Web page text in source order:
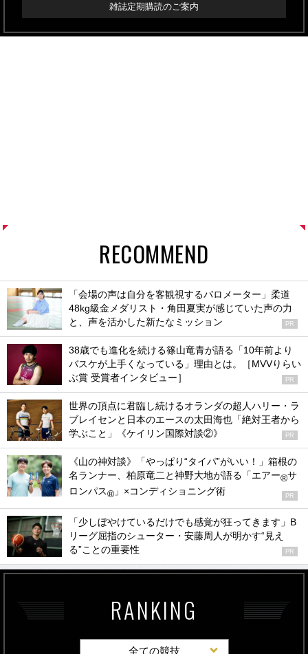
雑誌定期購読のご案内
RECOMMEND
「会場の声は自分を客観視するバロメーター」柔道
48kg級金メダリスト・角田夏実が感じていた声の力
と、声を活かした新たなミッション
PR
38歳でも進化を続ける篠山竜青が語る「10年前より
バスケが上手くなっている」理由とは。［MVVりらい
ぶ賞 受賞者インタビュー］
PR
世界の頂点に君臨し続けるオランダの超人ハリー・ラ
ブレイセンと日本のエースの太田海也「絶対王者から
学ぶこと」《ケイリン国際対談②》
PR
《山の神対談》「やっぱり“タイパ”がいい！」箱根の
名ランナー、柏原竜二と神野大地が語る「エアー®サ
ロンパス® 」×コンディショニング術 PR
「少しぼやけているだけでも感覚が狂ってきます」B
リーグ屈指のシューター・安藤周人が明かす“見え
る”ことの重要性
PR
RANKING
全ての競技